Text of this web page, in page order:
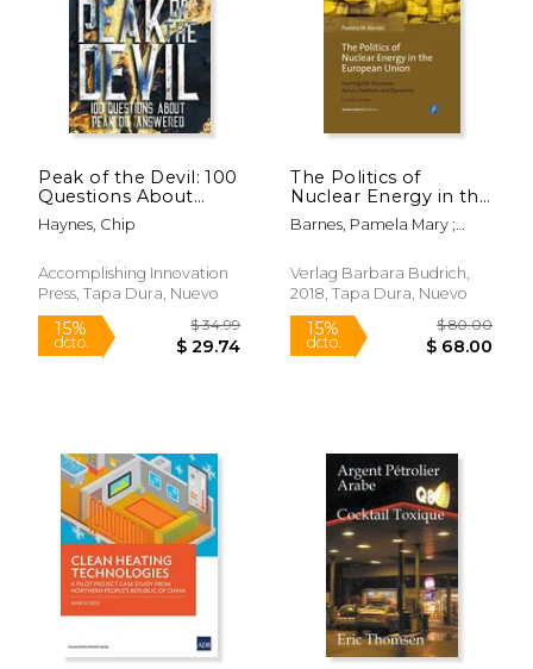
6%
dcto.
$ 31.00 6%
dcto.
Peak of the Devil: 100
Questions About
Peak Oil Answered
(en Inglés)
Haynes, Chip
Accomplishing Innovation
Press, Tapa Dura, Nuevo
The Politics of
Nuclear Energy in the
European Union:
Framing the
Positions and
Dynamics (en Inglés)
Barnes, Pamela Mary ;
Verlag Barbara Budrich,
2018, Tapa Dura, Nuevo